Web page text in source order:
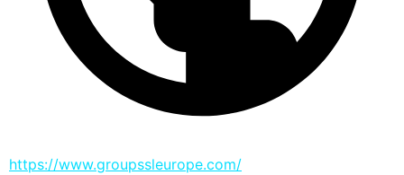
https://www.groupssleurope.com/